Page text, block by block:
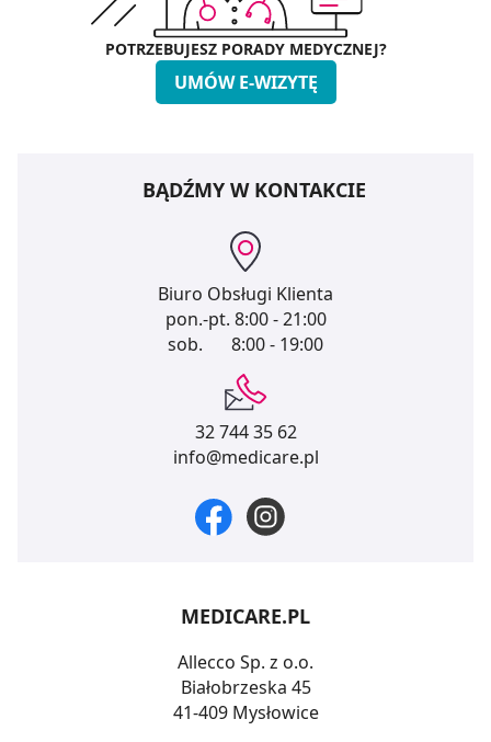
POTRZEBUJESZ PORADY MEDYCZNEJ?
UMÓW E-WIZYTĘ
BĄDŹMY W KONTAKCIE
Biuro Obsługi Klienta
pon.-pt. 8:00 - 21:00
sob.
8:00 - 19:00
32 744 35 62
info@medicare.pl
MEDICARE.PL
Allecco Sp. z o.o.
Białobrzeska 45
41-409 Mysłowice